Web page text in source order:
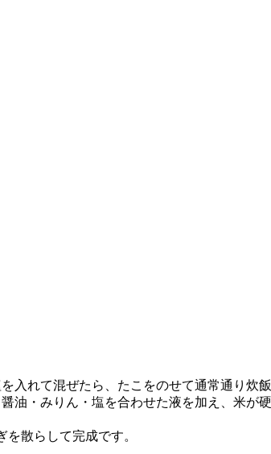
入れて混ぜたら、たこをのせて通常通り炊飯
油・みりん・塩を合わせた液を加え、米
散らして完成です。